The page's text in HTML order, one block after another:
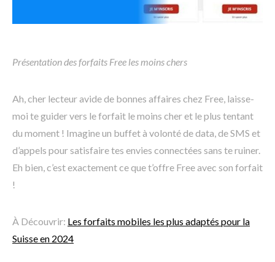
Présentation des forfaits Free les moins chers
Ah, cher lecteur avide de bonnes affaires chez Free, laisse-
moi te guider vers le forfait le moins cher et le plus tentant
du moment ! Imagine un buffet à volonté de data, de SMS et
d’appels pour satisfaire tes envies connectées sans te ruiner.
Eh bien, c’est exactement ce que t’offre Free avec son forfait
!
À Découvrir: Les forfaits mobiles les plus adaptés pour la
Suisse en 2024